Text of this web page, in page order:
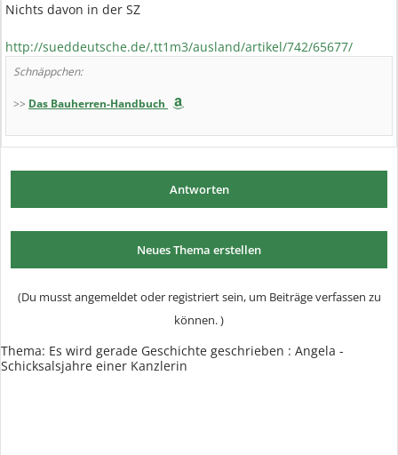
Nichts davon in der SZ
http://sueddeutsche.de/,tt1m3/ausland/artikel/742/65677/
Schnäppchen:
>> Das Bauherren-Handbuch
Antworten
Neues Thema erstellen
(Du musst angemeldet oder registriert sein, um Beiträge verfassen zu
können. )
Thema: Es wird gerade Geschichte geschrieben : Angela -
Schicksalsjahre einer Kanzlerin